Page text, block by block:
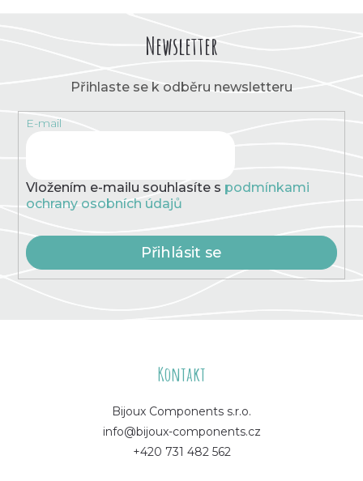
c
í
r
v
k
i
s
n
í
Newsletter
Přihlaste se k odběru newsletteru
E-mail
Vložením e-mailu souhlasíte s podmínkami
ochrany osobních údajů
Přihlásit se
Kontakt
Bijoux Components s.r.o.
info@bijoux-components.cz
+420 731 482 562